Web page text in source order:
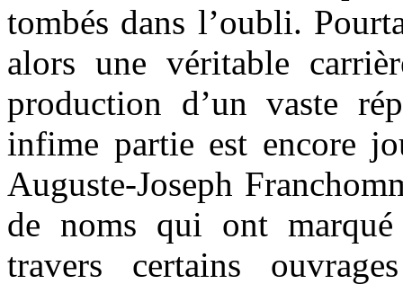
tombés dans l’oubli.
alors une véritable
production d’un vaste
infime partie est encore
Auguste-Joseph
de noms qui ont
travers certains